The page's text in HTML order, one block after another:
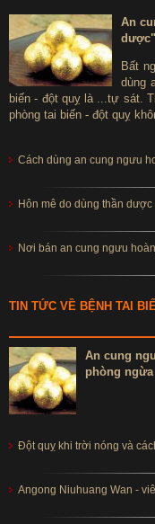
An
Bất
dùng
biến - đột quỵ là ...tự sát.
phòng tai biến - đột quỵ
Cách dùng an cung ngưu
Hôn mê do dùng thần
Nơi bán an cung ngưu
TIN TỨC VỀ BỆNH TAI
An cung
phòng
Đột quỵ khi trời nóng và
Angong Niuhuang Wan -